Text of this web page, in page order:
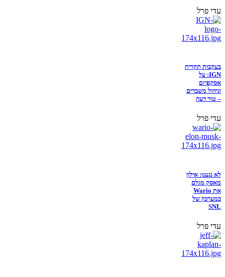
עדי פרל
בעקבות תקרית
IGN: על
אסקפיזם
וניהול משברים
– טור דעה
עדי פרל
לא נגענו: אילון
מאסק מגלם
את Wario
במערכון של
SNL
עדי פרל